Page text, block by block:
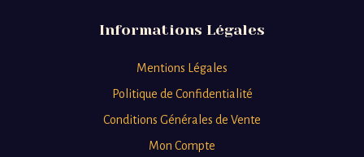
Informations Légales
Mentions Légales
Politique de Confidentialité
Conditions Générales de Vente
Mon Compte